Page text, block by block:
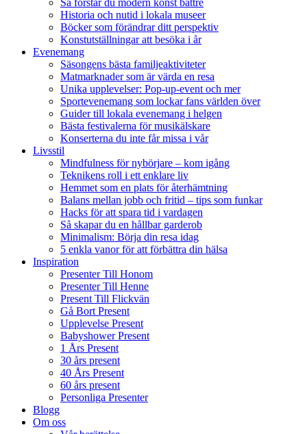
Historia och nutid i lokala museer
Böcker som förändrar ditt perspektiv
Konstutställningar att besöka i år
Evenemang
Säsongens bästa familjeaktiviteter
Matmarknader som är värda en resa
Unika upplevelser: Pop-up-event och mer
Sportevenemang som lockar fans världen över
Guider till lokala evenemang i helgen
Bästa festivalerna för musikälskare
Konserterna du inte får missa i vår
Livsstil
Mindfulness för nybörjare – kom igång
Teknikens roll i ett enklare liv
Hemmet som en plats för återhämtning
Balans mellan jobb och fritid – tips som funkar
Hacks för att spara tid i vardagen
Så skapar du en hållbar garderob
Minimalism: Börja din resa idag
5 enkla vanor för att förbättra din hälsa
Inspiration
Presenter Till Honom
Presenter Till Henne
Present Till Flickvän
Gå Bort Present
Upplevelse Present
Babyshower Present
1 Års Present
30 års present
40 Års Present
60 års present
Personliga Presenter
Blogg
Om oss